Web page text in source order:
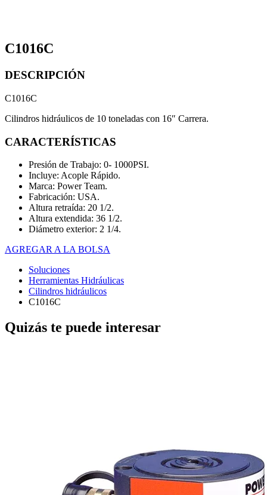
C1016C
DESCRIPCIÓN
C1016C
Cilindros hidráulicos de 10 toneladas con 16″ Carrera.
CARACTERÍSTICAS
Presión de Trabajo: 0- 1000PSI.
Incluye: Acople Rápido.
Marca: Power Team.
Fabricación: USA.
Altura retraída: 20 1/2.
Altura extendida: 36 1/2.
Diámetro exterior: 2 1/4.
AGREGAR A LA BOLSA
Soluciones
Herramientas Hidráulicas
Cilindros hidráulicos
C1016C
Quizás te puede interesar